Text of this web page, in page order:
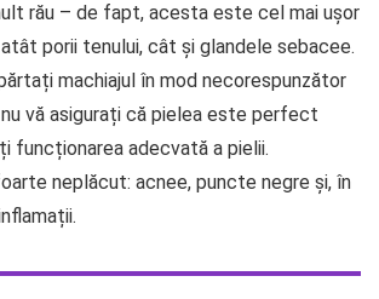
rău – de fapt, acesta este cel mai ușor
porii tenului, cât și glandele sebacee.
machiajul în mod necorespunzător
vă asigurați că pielea este perfect
funcționarea adecvată a pielii.
neplăcut: acnee, puncte negre și, în